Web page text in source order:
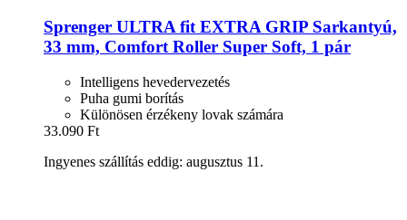
Sprenger ULTRA fit EXTRA GRIP Sarkantyú,
33 mm, Comfort Roller Super Soft, 1 pár
Intelligens hevedervezetés
Puha gumi borítás
Különösen érzékeny lovak számára
33.090 Ft
Ingyenes szállítás eddig: augusztus 11.